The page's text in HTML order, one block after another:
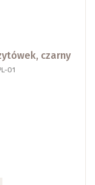
czarny
01